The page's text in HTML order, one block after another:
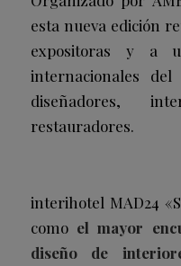
esta nueva edición
expositoras y a
internacionales
diseñadores,
restauradores.
interihotel MAD24
como el mayor
diseño de